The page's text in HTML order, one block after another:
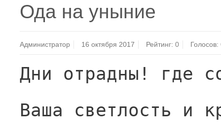
Ода на уныние
Администратор 16 октября 2017 Рейтинг:0 Голосов:
Дни отрадны! где
Ваша светлость и